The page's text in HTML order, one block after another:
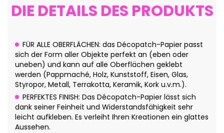
DIE DETAILS DES PRODUKTS
FÜR ALLE OBERFLÄCHEN: das Décopatch-Papier passt
sich der Form aller Objekte perfekt an (eben oder
uneben) und kann auf alle Oberflächen geklebt
werden (Pappmaché, Holz, Kunststoff, Eisen, Glas,
Styropor, Metall, Terrakotta, Keramik, Kork u.v.m.).
PERFEKTES FINISH: Das Décopatch-Papier lässt sich
dank seiner Feinheit und Widerstandsfähigkeit sehr
leicht aufkleben. Es verleiht Ihren Kreationen ein glattes
Aussehen.